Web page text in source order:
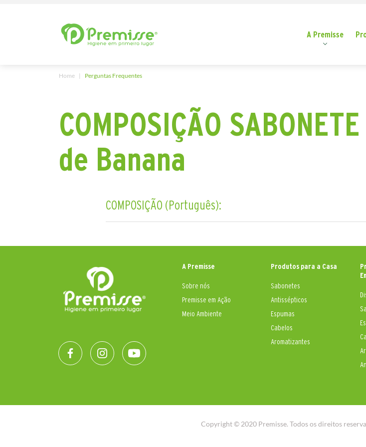
A Premisse
Home Perguntas Frequentes
COMPOSIÇÃO
de Banana
COMPOSIÇÃO (Português):
A Premisse
Sobre nós
Premisse em Ação
Meio Ambiente
Produtos para a Casa
Sabonetes
Antissépticos
Espumas
Cabelos
Aromatizantes
Copyright © 2020 Premisse. Todos os direitos